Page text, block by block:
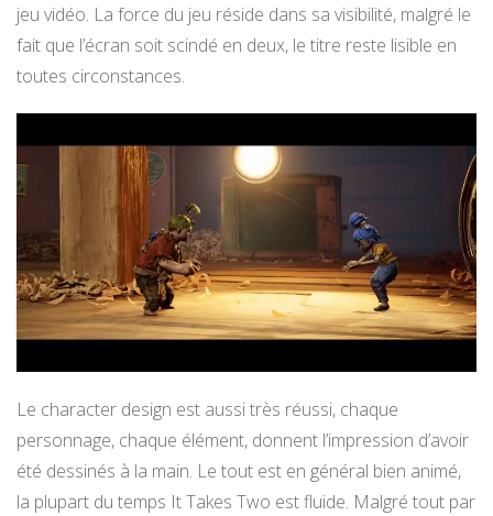
jeu vidéo. La force du jeu réside dans sa visibilité, malgré le
fait que l’écran soit scindé en deux, le titre reste lisible en
toutes circonstances.
Le character design est aussi très réussi, chaque
personnage, chaque élément, donnent l’impression d’avoir
été dessinés à la main. Le tout est en général bien animé,
la plupart du temps It Takes Two est fluide. Malgré tout par